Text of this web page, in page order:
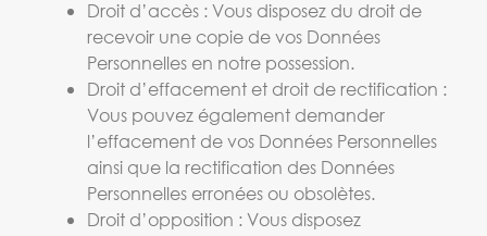
Droit d’accès : Vous disposez du droit de
recevoir une copie de vos Données
Personnelles en notre possession.
Droit d’effacement et droit de rectification :
Vous pouvez également demander
l’effacement de vos Données Personnelles
ainsi que la rectification des Données
Personnelles erronées ou obsolètes.
Droit d’opposition : Vous disposez